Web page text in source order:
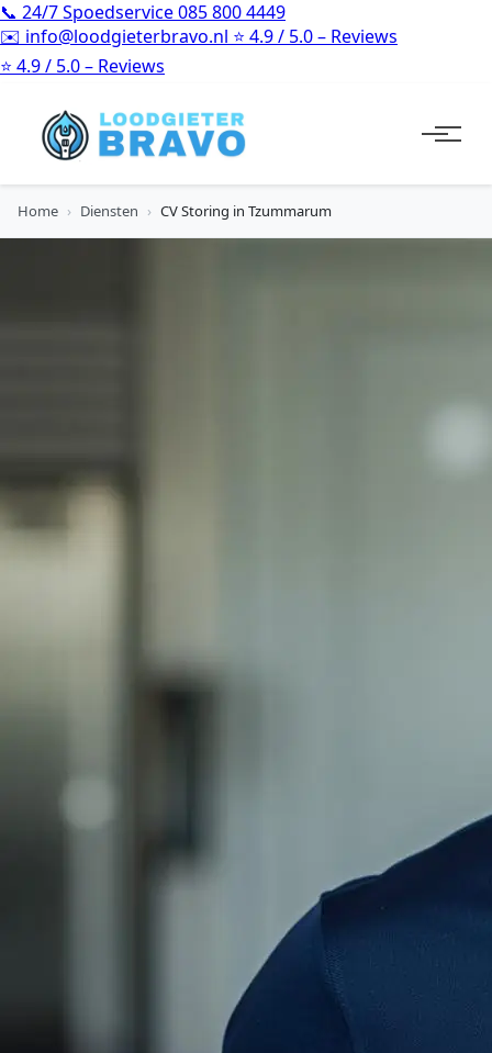
📞 24/7 Spoedservice085 800 4449
✉️ info@loodgieterbravo.nl ⭐ 4.9 / 5.0 – Reviews
⭐ 4.9 / 5.0 – Reviews
Home › Diensten › CV Storing in Tzummarum